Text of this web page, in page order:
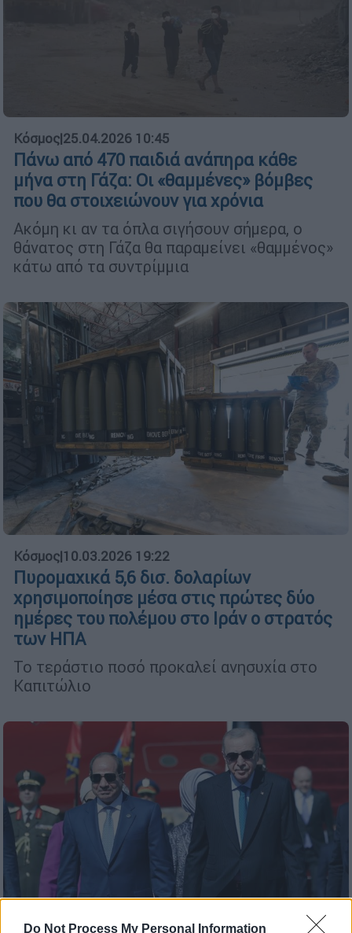
Do Not Process My Personal Information
Κόσμος|25.04.2026 10:45
Πάνω από 470 παιδιά ανάπηρα κάθε
μήνα στη Γάζα: Οι «θαμμένες» βόμβες
που θα στοιχειώνουν για χρόνια
Ακόμη κι αν τα όπλα σιγήσουν σήμερα, ο
θάνατος στη Γάζα θα παραμείνει «θαμμένος»
κάτω από τα συντρίμμια
Κόσμος|10.03.2026 19:22
Πυρομαχικά 5,6 δισ. δολαρίων
χρησιμοποίησε μέσα στις πρώτες δύο
ημέρες του πολέμου στο Ιράν ο στρατός
των ΗΠΑ
Το τεράστιο ποσό προκαλεί ανησυχία στο
Καπιτώλιο